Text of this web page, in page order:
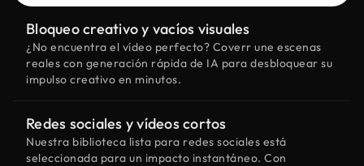
Bloqueo creativo y vacíos visuales
¿No encuentra el vídeo perfecto? Coverr une escenas
reales con generación rápida de IA para desbloquear su
impulso creativo en minutos.
Redes sociales y vídeos cortos
Nuestra biblioteca lista para redes sociales está
seleccionada para un impacto instantáneo. Con